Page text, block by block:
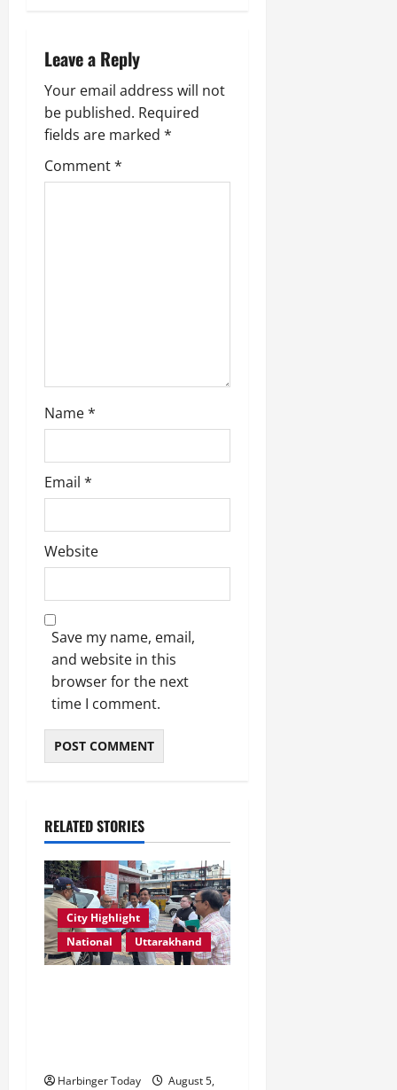
i
g
a
t
Leave a Reply
Your email address will not
be published. Required
fields are marked *
Comment*
Name*
Email *
Website
Save my name, email,
and website in this
browser for the next
time I comment.
RELATED STORIES
City Highlight
National
Uttarakhand
Harbinger Today
August 5,